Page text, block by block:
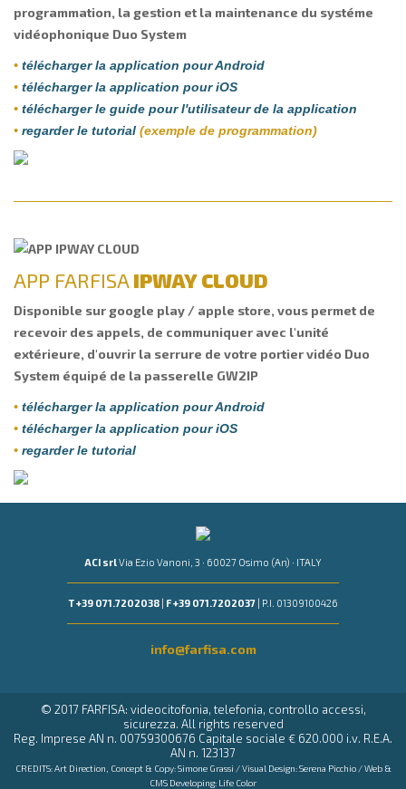
programmation, la gestion et la maintenance du systéme
vidéophonique Duo System
• télécharger la application pour Android
• télécharger la application pour iOS
• télécharger le guide pour l'utilisateur de la application
• regarder le tutorial (exemple de programmation)
APP FARFISAIPWAY CLOUD
Disponible sur google play / apple store, vous permet de
recevoir des appels, de communiquer avec l'unité
extérieure, d'ouvrir la serrure de votre portier vidéo Duo
System équipé de la passerelle GW2IP
• télécharger la application pour Android
• télécharger la application pour iOS
• regarder le tutorial
ACI srlVia Ezio Vanoni, 3 · 60027 Osimo (An) · ITALY
T +39 071.7202038| F +39 071.7202037| P.I. 01309100426
info@farfisa.com
© 2017 FARFISA: videocitofonia, telefonia, controllo accessi,
sicurezza. All rights reserved
Reg. Imprese AN n. 00759300676 Capitale sociale € 620.000 i.v. R.E.A.
AN n. 123137
CREDITS: Art Direction, Concept & Copy:Simone Grassi / Visual Design:Serena Picchio/ Web &
CMS Developing: Life Color